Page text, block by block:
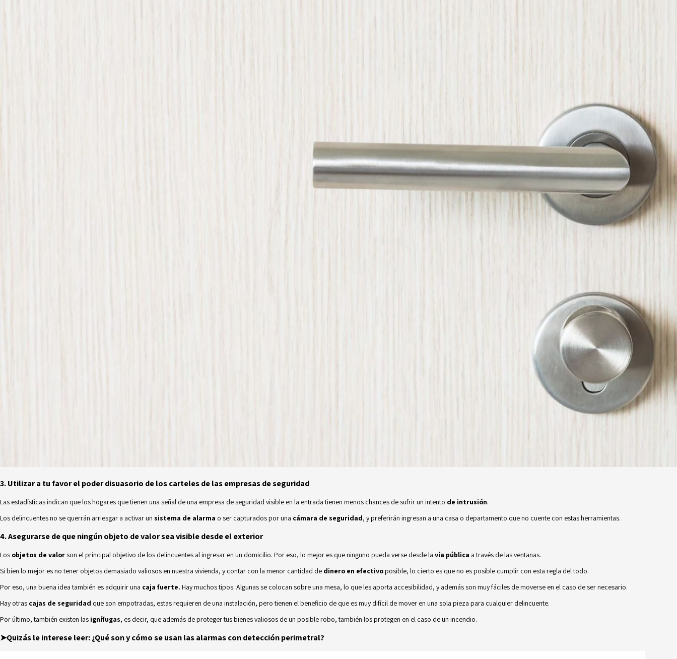
3. Utilizar a tu favor el poder disuasorio de los carteles de las empresas de seguridad
Las estadísticas indican que los hogares que tienen una señal de una empresa de seguridad visible en la entrada tienen menos chances de sufrir un intento de intrusión.
Los delincuentes no se querrán arriesgar a activar un sistema de alarma o ser capturados por una cámara de seguridad, y preferirán ingresan a una casa o departamento que no cuente con estas herramientas.
4. Asegurarse de que ningún objeto de valor sea visible desde el exterior
Los objetos de valorson el principal objetivo de los delincuentes al ingresar en un domicilio. Por eso, lo mejor es que ninguno pueda verse desde la vía pública a través de las ventanas.
Si bien lo mejor es no tener objetos demasiado valiosos en nuestra vivienda, y contar con la menor cantidad de dinero en efectivoposible, lo cierto es que no es posible cumplir con esta regla del todo.
Por eso, una buena idea también es adquirir una caja fuerte. Hay muchos tipos. Algunas se colocan sobre una mesa, lo que les aporta accesibilidad, y además son muy fáciles de moverse en el caso de ser necesario.
Hay otras cajas de seguridad que son empotradas, estas requieren de una instalación, pero tienen el beneficio de que es muy difícil de mover en una sola pieza para cualquier delincuente.
Por último, también existen las ignífugas, es decir, que además de proteger tus bienes valiosos de un posible robo, también los protegen en el caso de un incendio.
➤Quizás le interese leer:¿Qué son y cómo se usan las alarmas con detección perimetral?